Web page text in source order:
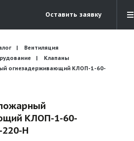
Оставить заявку
Бесплатный звонок
8 (495) 532-45-07
Вентиляция
Клапаны
огнезадерживающий КЛОП-1-60-
КЛОП-1-60-
H